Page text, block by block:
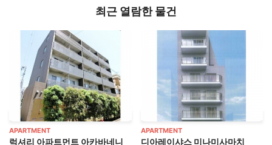
최근 열람한 물건
APARTMENT
럭셔리 아파트먼트 아카바네니
APARTMENT
디아레이샤스 미나미사마치